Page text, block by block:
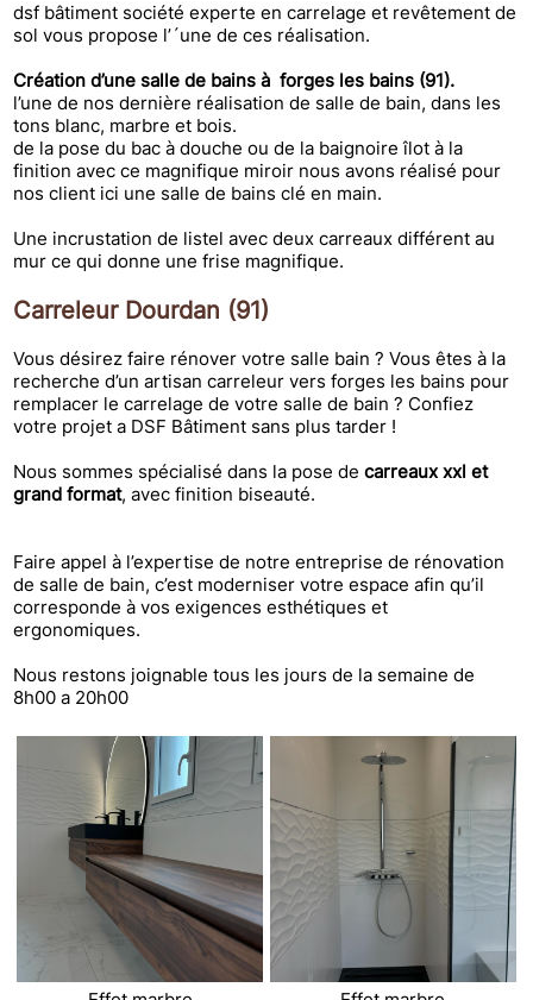
dsf bâtiment société experte en carrelage et revêtement de
sol vous propose l’´une de ces réalisation.
Création d’une salle de bains à forges les bains (91).
l’une de nos dernière réalisation de salle de bain, dans les
tons blanc, marbre et bois.
de la pose du bac à douche ou de la baignoire îlot à la
finition avec ce magnifique miroir nous avons réalisé pour
nos client ici une salle de bains clé en main.
Une incrustation de listel avec deux carreaux différent au
mur ce qui donne une frise magnifique.
Carreleur Dourdan (91)
Vous désirez faire rénover votre salle bain ? Vous êtes à la
recherche d’un artisan carreleur vers forges les bains pour
remplacer le carrelage de votre salle de bain ? Confiez
votre projet a DSF Bâtiment sans plus tarder !
Nous sommes spécialisé dans la pose decarreaux xxl et
grand format, avec finition biseauté.
Faire appel à l’expertise de notre entreprise de rénovation
de salle de bain, c’est moderniser votre espace afin qu’il
corresponde à vos exigences esthétiques et
ergonomiques.
Nous restons joignable tous les jours de la semaine de
8h00 a 20h00